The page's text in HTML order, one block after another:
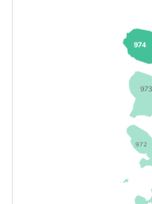
972
973
974